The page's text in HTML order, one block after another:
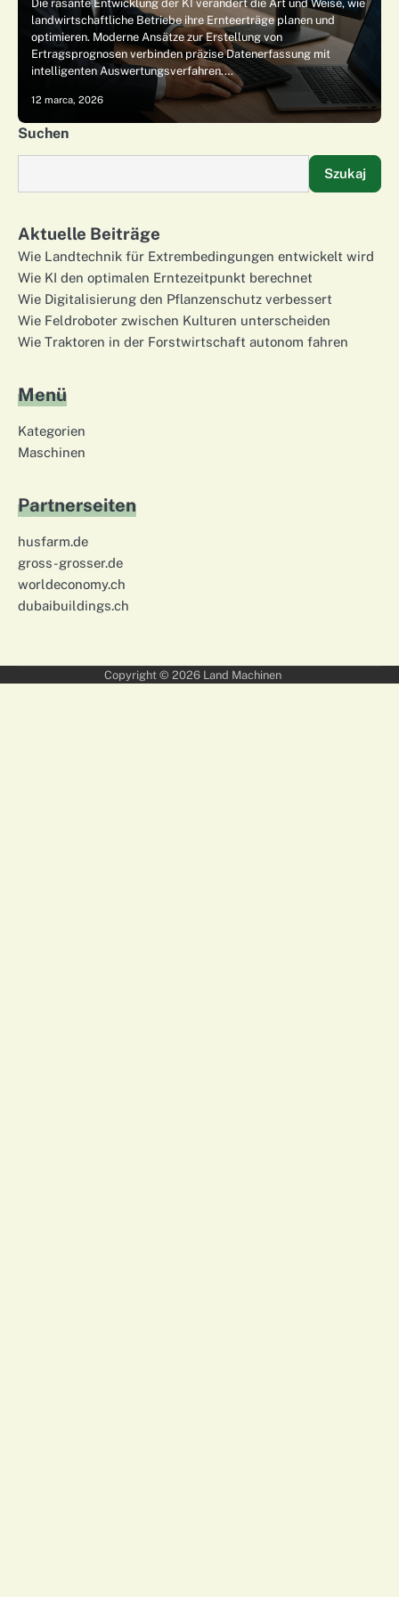
Die rasante Entwicklung der KI verändert die Art und Weise, wie
landwirtschaftliche Betriebe ihre Ernteerträge planen und
optimieren. Moderne Ansätze zur Erstellung von
Ertragsprognosen verbinden präzise Datenerfassung mit
intelligenten Auswertungsverfahren.…
12 marca, 2026
Suchen
Szukaj
Aktuelle Beiträge
Wie Landtechnik für Extrembedingungen entwickelt wird
Wie KI den optimalen Erntezeitpunkt berechnet
Wie Digitalisierung den Pflanzenschutz verbessert
Wie Feldroboter zwischen Kulturen unterscheiden
Wie Traktoren in der Forstwirtschaft autonom fahren
Menü
Kategorien
Maschinen
Partnerseiten
husfarm.de
gross-grosser.de
worldeconomy.ch
dubaibuildings.ch
Copyright © 2026 Land Machinen